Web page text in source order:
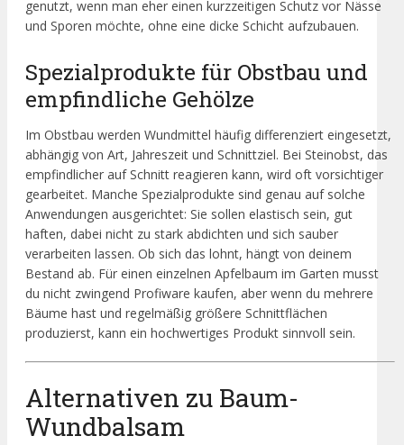
genutzt, wenn man eher einen kurzzeitigen Schutz vor Nässe
und Sporen möchte, ohne eine dicke Schicht aufzubauen.
Spezialprodukte für Obstbau und
empfindliche Gehölze
Im Obstbau werden Wundmittel häufig differenziert eingesetzt,
abhängig von Art, Jahreszeit und Schnittziel. Bei Steinobst, das
empfindlicher auf Schnitt reagieren kann, wird oft vorsichtiger
gearbeitet. Manche Spezialprodukte sind genau auf solche
Anwendungen ausgerichtet: Sie sollen elastisch sein, gut
haften, dabei nicht zu stark abdichten und sich sauber
verarbeiten lassen. Ob sich das lohnt, hängt von deinem
Bestand ab. Für einen einzelnen Apfelbaum im Garten musst
du nicht zwingend Profiware kaufen, aber wenn du mehrere
Bäume hast und regelmäßig größere Schnittflächen
produzierst, kann ein hochwertiges Produkt sinnvoll sein.
Alternativen zu Baum-
Wundbalsam